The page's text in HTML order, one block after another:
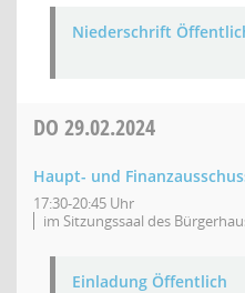
Niederschrift
DO 29.02.2024
Haupt- und
17:30-20:45 Uhr
im Sitzungssaal des
Einladung Öffentlich